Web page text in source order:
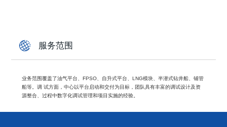
服务范围
业务范围覆盖了油气平台、FPSO、自升式平台、LNG模块、半潜式钻井船、铺管
船等。调 试方面，中心以平台启动和交付为目标，团队具有丰富的调试设计及资
源整合、过程中数字化调试管理和项目实施的经验。